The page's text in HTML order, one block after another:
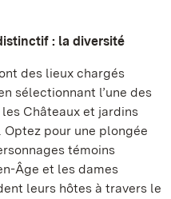
: la diversité
des lieux chargés
sélectionnant l’une des
Châteaux et jardins
pour une plongée
témoins
Âge et les dames
leurs hôtes à travers le